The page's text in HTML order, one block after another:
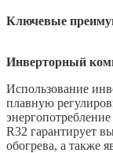
Ключевые
Инверторный
Использование
плавную
R32 гарантирует
обогрева, а также